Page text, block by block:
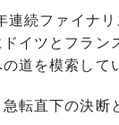
続ファイナ
イツとフラン
道を模索して
転直下の決断